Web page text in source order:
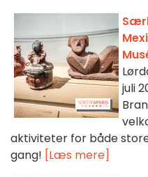
juli
aktiviteter for både
gang! [Læs mere]